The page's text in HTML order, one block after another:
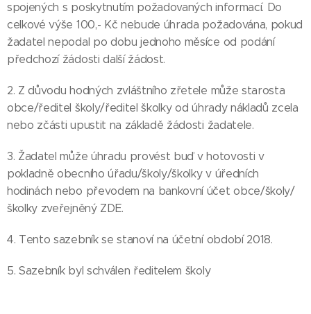
spojených s poskytnutím požadovaných informací. Do
celkové výše 100,- Kč nebude úhrada požadována, pokud
žadatel nepodal po dobu jednoho měsíce od podání
předchozí žádosti další žádost.
2. Z důvodu hodných zvláštního zřetele může starosta
obce/ředitel školy/ředitel školky od úhrady nákladů zcela
nebo zčásti upustit na základě žádosti žadatele.
3. Žadatel může úhradu provést buď v hotovosti v
pokladně obecního úřadu/školy/školky v úředních
hodinách nebo převodem na bankovní účet obce/školy/
školky zveřejněný ZDE.
4. Tento sazebník se stanoví na účetní období 2018.
5. Sazebník byl schválen ředitelem školy